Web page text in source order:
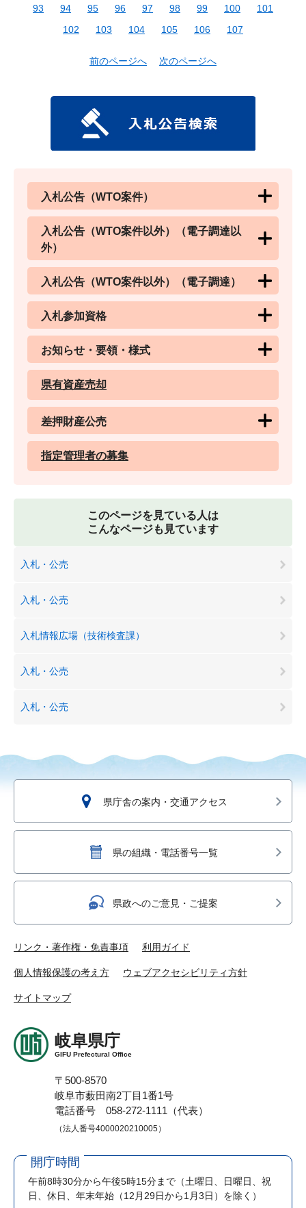
93
94 95 96 97 98 99 100
101
102
103 104 105 106 107
前のページへ 次のページへ
入札公告（WTO案件）
入札公告（WTO案件以外）（電子調達以
外）
入札公告（WTO案件以外）（電子調達）
入札参加資格
お知らせ・要領・様式
県有資産売却
差押財産公売
指定管理者の募集
このページを見ている人は
こんなページも見ています
入札・公売
入札・公売
入札情報広場（技術検査課）
入札・公売
入札・公売
県庁舎の案内・交通アクセス
県の組織・電話番号一覧
県政へのご意見・ご提案
リンク・著作権・免責事項 利用ガイド
個人情報保護の考え方 ウェブアクセシビリティ方針
サイトマップ
岐阜県庁
GIFU Prefectural Office
〒500-8570
岐阜市薮田南2丁目1番1号
電話番号 058-272-1111（代表）
（法人番号4000020210005）
開庁時間
午前8時30分から午後5時15分まで （土曜日、日曜日、祝
日、休日、年末年始（12月29日から1月3日）を除く）